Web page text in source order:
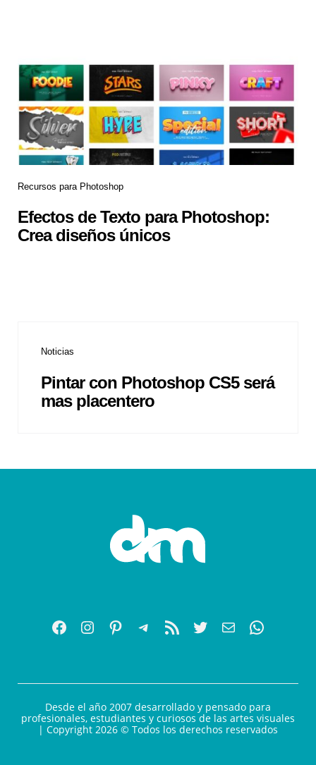
Recursos para Photoshop
Efectos de Texto para Photoshop:
Crea diseños únicos
Noticias
Pintar con Photoshop CS5 será
mas placentero
Desde el año 2007 desarrollado y pensado para
profesionales, estudiantes y curiosos de las artes visuales
| Copyright 2026 © Todos los derechos reservados